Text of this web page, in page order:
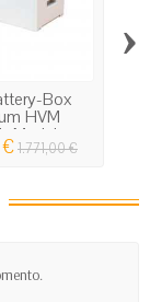
Box
HVM
€1.771,00 €
›